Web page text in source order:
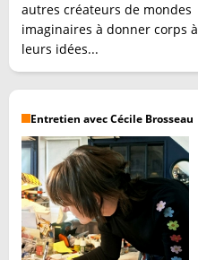
autres créateurs de mondes
imaginaires à donner corps à
leurs idées...
Entretien avec Cécile Brosseau